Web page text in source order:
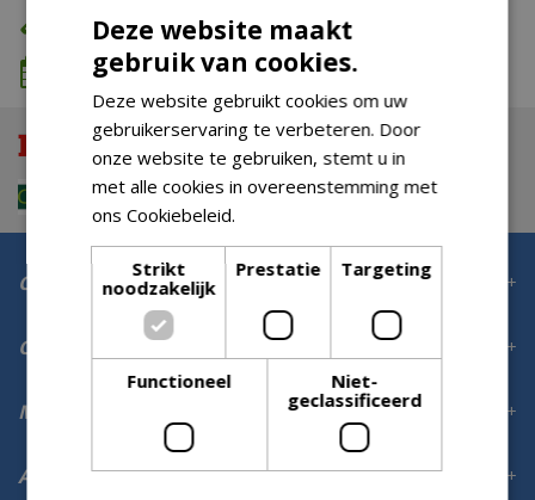
Eigen bezorg- & installatieservice
We komen wanneer het jou uitkomt
Contact
Openingstijden
Meer informatie
Aanmelden voor digitale nieuwsbrief
Deze website maakt
gebruik van cookies.
Deze website gebruikt cookies om uw
gebruikerservaring te verbeteren. Door
onze website te gebruiken, stemt u in
met alle cookies in overeenstemming met
ons Cookiebeleid.
Strikt
noodzakelijk
Prestatie Targeting
Functioneel
Niet-
geclassificeerd